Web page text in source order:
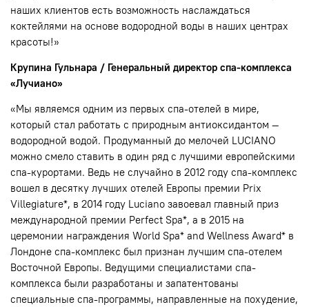
наших клиентов есть возможность наслаждаться
коктейлями на основе водородной воды в наших центрах
красоты!»
Крупина Гульнара / Генеральный директор спа-комплекса
«Лучиано»
«Мы являемся одним из первых спа-отелей в мире,
который стал работать с природным антиоксидантом —
водородной водой. Продуманный до мелочей LUCIANO
можно смело ставить в один ряд с лучшими европейскими
спа-курортами. Ведь не случайно в 2012 году спа-комплекс
вошел в десятку лучших отелей Европы премии Prix
Villegiature*, в 2014 году Luciano завоевал главный приз
международной премии Perfect Spa*, а в 2015 на
церемонии награждения World Spa* and Wellness Award* в
Лондоне спа-комплекс был признан лучшим спа-отелем
Восточной Европы. Ведущими специалистами спа-
комплекса были разработаны и запатентованы
специальные спа-программы, направленные на похудение,